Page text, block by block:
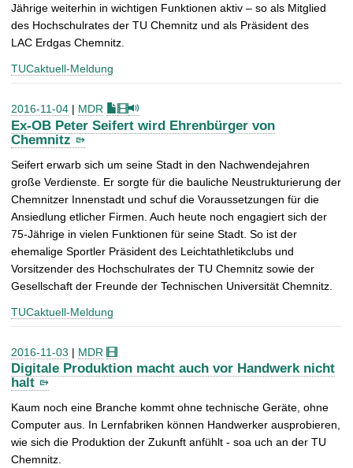
Jährige weiterhin in wichtigen Funktionen aktiv – so als Mitglied
des Hochschulrates der TU Chemnitz und als Präsident des
LAC Erdgas Chemnitz.
TUCaktuell-Meldung
2016-11-04 | MDR
Ex-OB Peter Seifert wird Ehrenbürger von
Chemnitz
Seifert erwarb sich um seine Stadt in den Nachwendejahren
große Verdienste. Er sorgte für die bauliche Neustrukturierung der
Chemnitzer Innenstadt und schuf die Voraussetzungen für die
Ansiedlung etlicher Firmen. Auch heute noch engagiert sich der
75-Jährige in vielen Funktionen für seine Stadt. So ist der
ehemalige Sportler Präsident des Leichtathletikclubs und
Vorsitzender des Hochschulrates der TU Chemnitz sowie der
Gesellschaft der Freunde der Technischen Universität Chemnitz.
TUCaktuell-Meldung
2016-11-03 | MDR
Digitale Produktion macht auch vor Handwerk nicht
halt
Kaum noch eine Branche kommt ohne technische Geräte, ohne
Computer aus. In Lernfabriken können Handwerker ausprobieren,
wie sich die Produktion der Zukunft anfühlt - soa uch an der TU
Chemnitz.